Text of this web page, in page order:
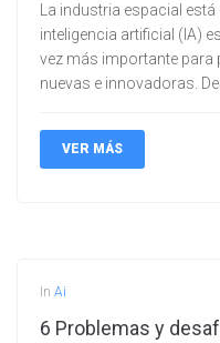
La industria espacial
inteligencia artificial (IA)
vez más importante
nuevas e innovadoras.
VER MÁS
In Ai
6 Problemas y